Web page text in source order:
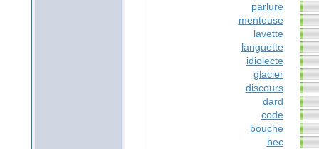
parlure
menteuse
lavette
languette
idiolecte
glacier
discours
dard
code
bouche
bec